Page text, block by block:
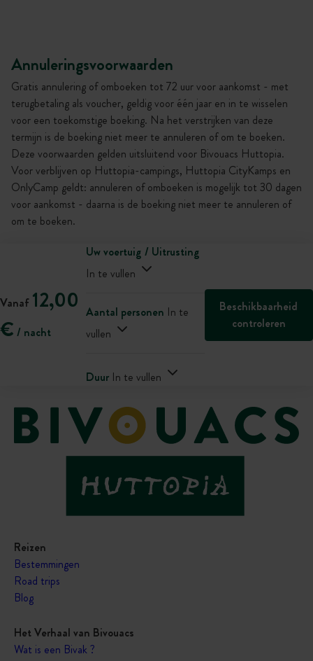
Annuleringsvoorwaarden
Gratis annulering of omboeken tot 72 uur voor aankomst - met
terugbetaling als voucher, geldig voor één jaar en in te wisselen
voor een toekomstige boeking. Na het verstrijken van deze
termijn is de boeking niet meer te annuleren of om te boeken.
Deze voorwaarden gelden uitsluitend voor Bivouacs Huttopia.
Voor verblijven op Huttopia-campings, Huttopia CityKamps en
OnlyCamp geldt: annuleren of omboeken is mogelijk tot 30 dagen
voor aankomst - daarna is de boeking niet meer te annuleren of
om te boeken.
Vanaf 12,00
€ / nacht
Uw voertuig / Uitrusting
In te vullen
Aantal personen In te
vullen
Duur In te vullen
Beschikbaarheid
controleren
Reizen
Bestemmingen
Road trips
Blog
Het Verhaal van Bivouacs
Wat is een Bivak ?